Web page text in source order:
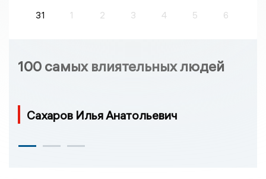
31
1 2 3 4 5 6
100 самых влиятельных людей
Сахаров Илья Анатольевич